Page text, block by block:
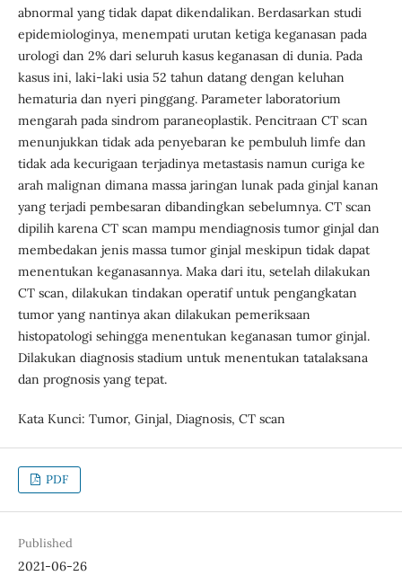
abnormal yang tidak dapat dikendalikan. Berdasarkan studi
epidemiologinya, menempati urutan ketiga keganasan pada
urologi dan 2% dari seluruh kasus keganasan di dunia. Pada
kasus ini, laki-laki usia 52 tahun datang dengan keluhan
hematuria dan nyeri pinggang. Parameter laboratorium
mengarah pada sindrom paraneoplastik. Pencitraan CT scan
menunjukkan tidak ada penyebaran ke pembuluh limfe dan
tidak ada kecurigaan terjadinya metastasis namun curiga ke
arah malignan dimana massa jaringan lunak pada ginjal kanan
yang terjadi pembesaran dibandingkan sebelumnya. CT scan
dipilih karena CT scan mampu mendiagnosis tumor ginjal dan
membedakan jenis massa tumor ginjal meskipun tidak dapat
menentukan keganasannya. Maka dari itu, setelah dilakukan
CT scan, dilakukan tindakan operatif untuk pengangkatan
tumor yang nantinya akan dilakukan pemeriksaan
histopatologi sehingga menentukan keganasan tumor ginjal.
Dilakukan diagnosis stadium untuk menentukan tatalaksana
dan prognosis yang tepat.
Kata Kunci: Tumor, Ginjal, Diagnosis, CT scan
PDF
Published
2021-06-26